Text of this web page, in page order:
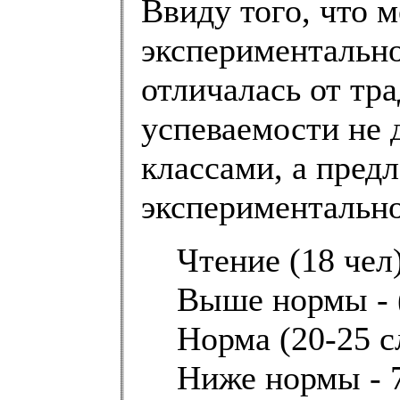
Ввиду того, что
отличалась от
успеваемости не
классами, а
Чтение (18
Выше нормы -
Норма (20-25
Ниже нормы -